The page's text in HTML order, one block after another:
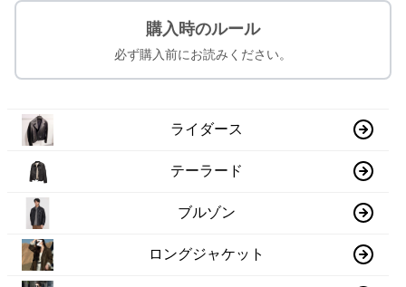
購入時のルール
必ず購入前にお読みください。
ライダース
テーラード
ブルゾン
ロングジャケット